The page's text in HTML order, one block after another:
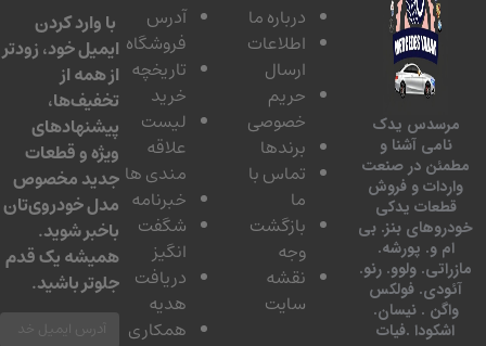
یدک
آشنا و
در صنعت
و فروش
یدکی
بنز. بی
و. پورشه.
ولوو. رنو.
فولکس
. نیسان.
.فیات
درباره ما
اطلاعات
ارسال
حریم
خصوصی
برندها
تماس با
بازگشت
نقشه
سایت
آدرس
فروشگاه
تاریخچه
لیست
مندی ها
خبرنامه
شگفت
دریافت
همکاری
با وارد کردن
ایمیل خود، زودتر
از همه از
تخفیف‌ها،
پیشنهادهای
ویژه و قطعات
جدید مخصوص
مدل خودروی‌تان
باخبر شوید.
همیشه یک قدم
جلوتر باشید.